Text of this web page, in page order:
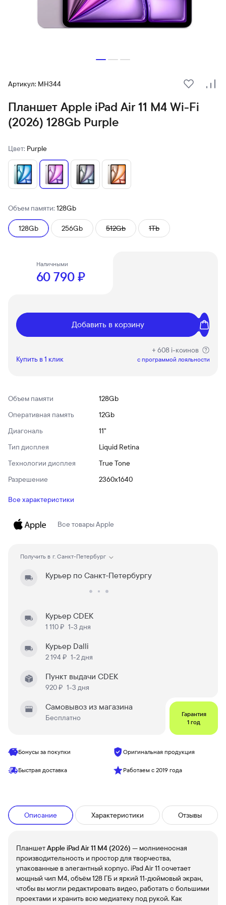
Артикул: MH344
В
Планшет Apple iPad Air 11 M4 Wi-Fi
(2026) 128Gb Purple
Цвет: Purple
Объем памяти: 128Gb
128Gb 256Gb 512Gb 1Tb
Наличными
60 790 ₽
Добавить в корзину
Купить в 1 клик
+ 608 i-коинов
c программой лояльности
Объем памяти
128Gb
Оперативная память
12Gb
Диагональ
11"
Тип дисплея
Liquid Retina
Технологии дисплея
True Tone
Разрешение
2360x1640
Все характеристики
Все товарыApple
Получить в г. Санкт-Петербург
Курьер по Санкт-Петербургу
Курьер CDEK
1 110 ₽ 1-3 дня
Курьер Dalli
2 194 ₽ 1-2 дня
Пункт выдачи CDEK
920 ₽ 1-3 дня
Самовывоз из магазина
Бесплатно
Гарантия
1 год
Бонусы за покупки Оригинальная продукция
Быстрая доставка Работаем с 2019 года
Описание Характеристики Отзывы
ПланшетApple iPad Air 11 M4 (2026) — молниеносная
производительность и простор для творчества,
упакованные в элегантный корпус. iPad Air 11 сочетает
мощный чип M4, объём 128 ГБ и яркий 11‑дюймовый экран,
чтобы вы могли редактировать видео, работать с большими
проектами и хранить всю медиатеку под рукой. Как